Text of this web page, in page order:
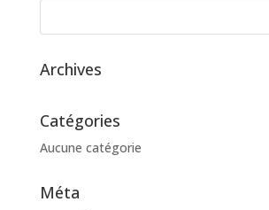
Archives
Catégories
Aucune catégorie
Méta